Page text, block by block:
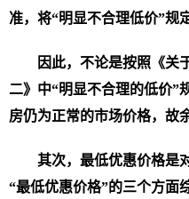
准，将“明显不合理低价”规
因此，不论是按照《关
二》中“明显不合理的低价”
房仍为正常的市场价格，故
其次，最低优惠价格是
“最低优惠价格”的三个方面